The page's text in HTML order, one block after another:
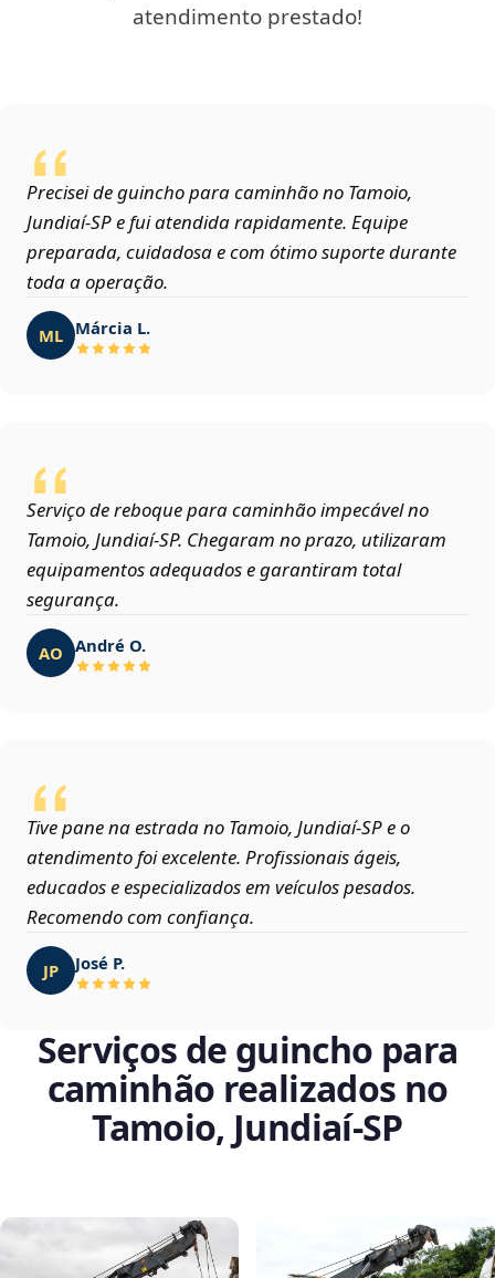
atendimento prestado!
Precisei de guincho para caminhão no Tamoio,
Jundiaí‑SP e fui atendida rapidamente. Equipe
preparada, cuidadosa e com ótimo suporte durante
toda a operação.
ML Márcia L.
Serviço de reboque para caminhão impecável no
Tamoio, Jundiaí‑SP. Chegaram no prazo, utilizaram
equipamentos adequados e garantiram total
segurança.
AO André O.
Tive pane na estrada no Tamoio, Jundiaí‑SP e o
atendimento foi excelente. Profissionais ágeis,
educados e especializados em veículos pesados.
Recomendo com confiança.
JP José P.
Serviços de guincho para
caminhão realizados no
Tamoio, Jundiaí‑SP